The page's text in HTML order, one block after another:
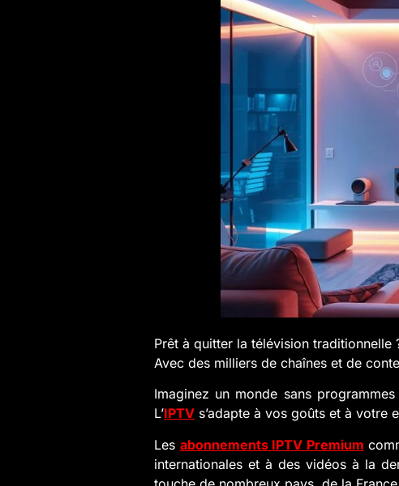
Prêt à quitter la télévision traditionnelle
Avec des milliers de chaînes et de
Imaginez un monde sans
L’IPTV s’adapte à vos goûts et à votre
Les abonnements IPTV Premium
internationales et à des vidéos à la